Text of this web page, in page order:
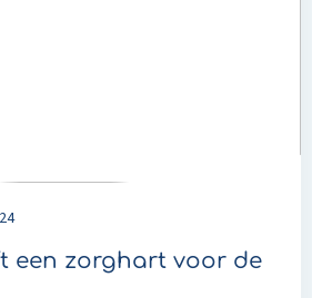
een zorghart voor de